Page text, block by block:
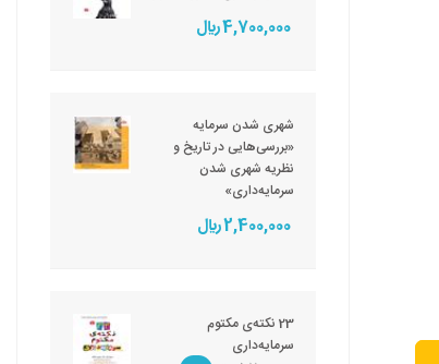
4,700,000 ريال
شهری شدن سرمایه
«بررسی‌هایی در تاریخ و
نظریه شهری شدن
سرمایه‌داری»
2,400,000 ريال
23 نکته‌ی مکتوم
سرمایه‌داری